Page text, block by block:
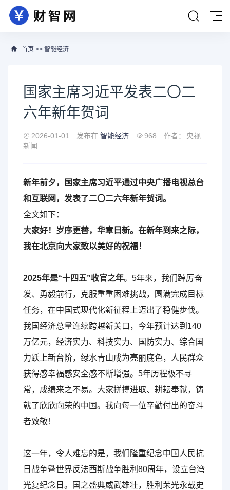
首页 >> 智能经济
国家主席习近平发表二〇二
六年新年贺词
2026-01-01 发布在 智能经济 968 作者：
央视
新闻
新年前夕，国家主席习近平通过中央广播电视总台
和互联网，发表了二〇二六年新年贺词。
全文如下：
大家好！岁序更替，华章日新。在新年到来之际，
我在北京向大家致以美好的祝福！
2025年是“十四五”收官之年。5年来，我们踔厉奋
发、勇毅前行，克服重重困难挑战，圆满完成目标
任务，在中国式现代化新征程上迈出了稳健步伐。
我国经济总量连续跨越新关口，今年预计达到140
万亿元，经济实力、科技实力、国防实力、综合国
力跃上新台阶，绿水青山成为亮丽底色，人民群众
获得感幸福感安全感不断增强。5年历程极不寻
常，成绩来之不易。大家拼搏进取、耕耘奉献，铸
就了欣欣向荣的中国。我向每一位辛勤付出的奋斗
者致敬！
这一年，令人难忘的是，我们隆重纪念中国人民抗
日战争暨世界反法西斯战争胜利80周年，设立台湾
光复纪念日。国之盛典威武雄壮，胜利荣光永载史